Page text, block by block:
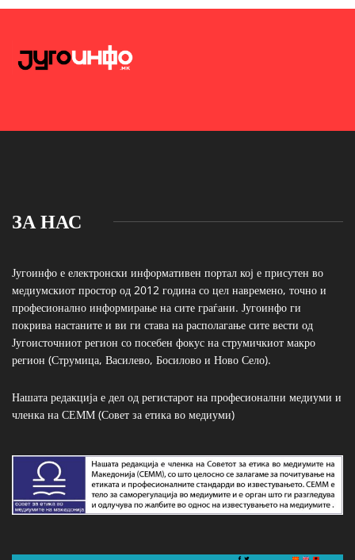
ЗА НАС
Југоинфо е електронски информативен портал кој е присутен во
медиумскиот простор од 2012 година со цел навремено, точно и
професионално информирање на сите граѓани. Југоинфо ги
покрива настаните и ви ги става на располагање сите вести од
Југоисточниот регион со посебен фокус на струмичкиот макро
регион (Струмица, Василево, Босилово и Ново Село).
Нашата редакција е дел од регистарот на професионални медиуми и
членка на СЕММ (Совет за етика во медиуми)